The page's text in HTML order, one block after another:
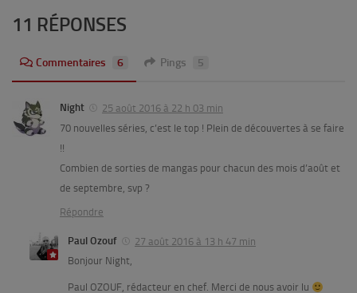
11 RÉPONSES
Commentaires 6 Pings 5
Night
25 août 2016 à 22 h 03 min
70 nouvelles séries, c’est le top ! Plein de découvertes à se faire
!!
Combien de sorties de mangas pour chacun des mois d’août et
de septembre, svp ?
Répondre
Paul Ozouf
27 août 2016 à 13 h 47 min
Bonjour Night,
Paul OZOUF, rédacteur en chef. Merci de nous avoir lu